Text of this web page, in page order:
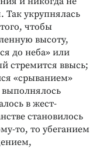
Так укрупнялась
чтобы
высоту,
до неба» или
стремится ввысь;
«срыванием»
в жест-
становилось
то, то убеганием